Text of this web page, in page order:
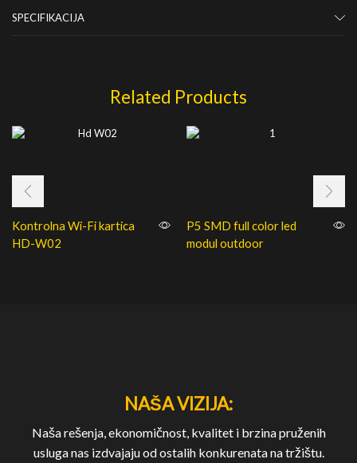
SPECIFIKACIJA
Related Products
Kontrolna Wi-Fi kartica
HD-W02
P5 SMD full color led
modul outdoor
NAŠA VIZIJA:
Naša rešenja, ekonomičnost, kvalitet i brzina pruženih
usluga nas izdvajaju od ostalih konkurenata na tržištu.